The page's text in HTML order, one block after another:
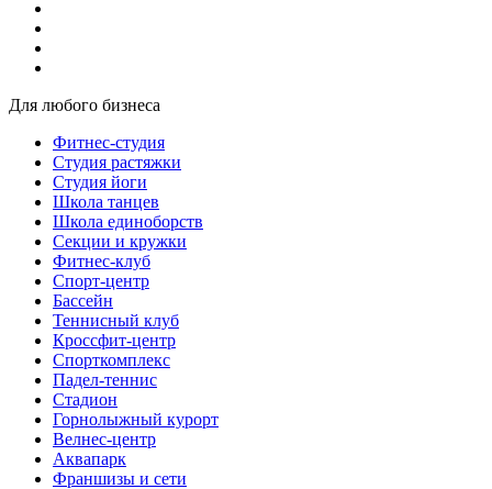
Для любого бизнеса
Фитнес-студия
Студия растяжки
Студия йоги
Школа танцев
Школа единоборств
Секции и кружки
Фитнес-клуб
Спорт-центр
Бассейн
Теннисный клуб
Кроссфит-центр
Спорткомплекс
Падел-теннис
Стадион
Горнолыжный курорт
Велнес-центр
Аквапарк
Франшизы и сети